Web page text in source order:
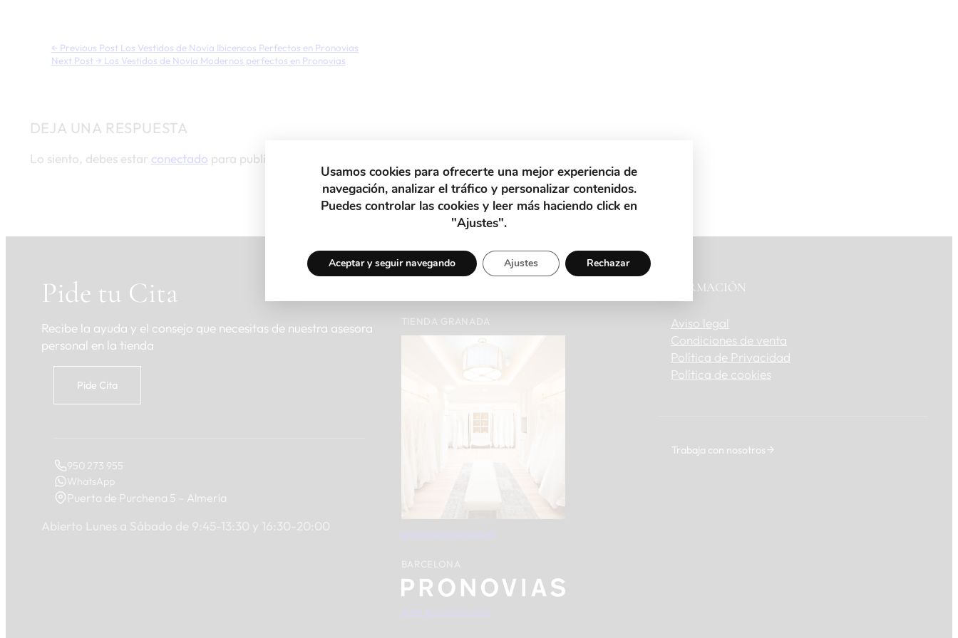
← Previous Post Los Vestidos de Novia Ibicencos Perfectos en Pronovias
Next Post → Los Vestidos de Novia Modernos perfectos en Pronovias
DEJA UNA RESPUESTA
Lo siento, debes estar conectado para publicar un comentario.
Pide tu Cita
Recibe la ayuda y el consejo que necesitas de nuestra asesora
personal en la tienda
Pide Cita
950 273 955
WhatsApp
Puerta de Purchena 5 – Almería
TIENDA GRANADA
pronoviasgranada.es
www.pronovias.com
INFORMACIÓN
Aviso legal
Condiciones de venta
Política de Privacidad
Política de cookies
Trabaja con nosotros
Usamos cookies para ofrecerte una mejor experiencia de
navegación, analizar el tráfico y personalizar contenidos.
Puedes controlar las cookies y leer más haciendo click en
"Ajustes".
Aceptar y seguir navegando Rechazar
Ajustes